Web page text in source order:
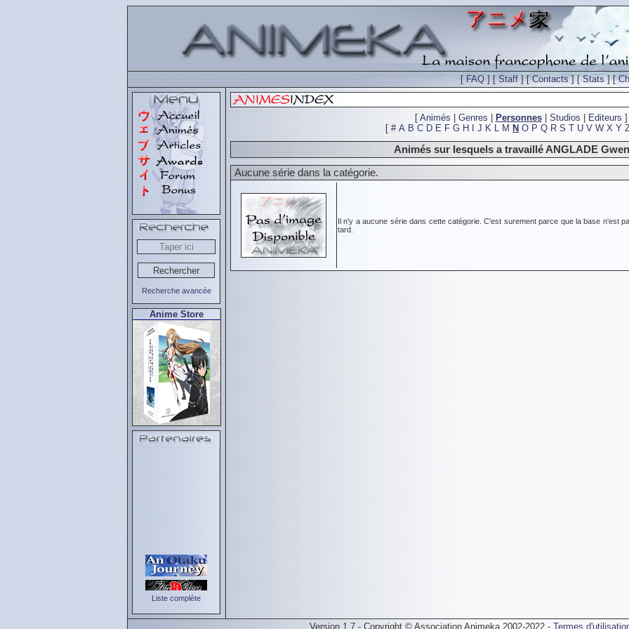
[FAQ ] [Staff ] [Contacts] [Stats] [
Recherche avancée
Anime Store
Liste complète
[ Animés Genres Personnes| Studios Editeurs ]
[ # A B C D E F G H J K L M N O P Q R S T U V W X Y
Animés sur lesquels a travaillé ANGLADE
Aucune série dans la catégorie.
Il n'y a aucune série dans cette catégorie. C'est surement parce que la base n'est
tard.
Version 1.7 - Copyright © Association Animeka 2002-2022 - Termes